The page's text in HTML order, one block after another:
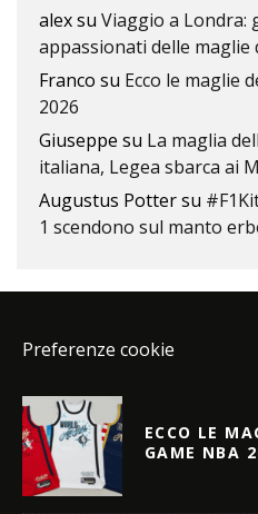
alexsu Viaggio a Londra:
appassionati delle maglie
Franco su Ecco le maglie
2026
Giuseppe su La maglia
italiana, Legea sbarca ai
Augustus Pottersu
1 scendono sul manto
Preferenze cookie
ECCO LE
GAME NBA